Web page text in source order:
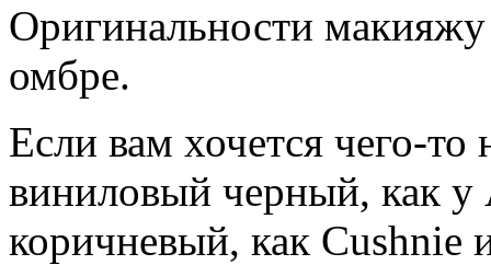
Оригинальности макияжу
омбре.
Если вам хочется чего-
виниловый черный, как
коричневый, как Cushnie